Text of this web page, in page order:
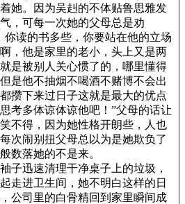
她。因为吴赳的不体贴鲁思雅发
，可每一次她的父母总是劝
你读的书多些，你要站在他的立场
，他是家里的老小，头上又是两
是被别人关心惯了的，哪里懂得
是他不抽烟不喝酒不赌博不会出
攒下来过日子这就是最大的优点
考多体谅体谅他吧！”父母的话让
不得，因为她性格开朗些，人也
次闹别扭父母总以为是她欺负了
数落她的不是来。
子迅速清理干净桌子上的垃圾，
走进卫生间，她不明白这样的日
公司里的白骨精回到家里瞬间成